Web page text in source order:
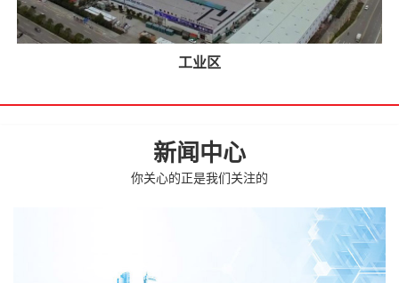
工业区
新闻中心
你关心的正是我们关注的